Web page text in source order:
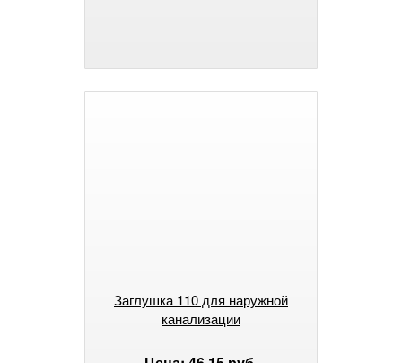
Заглушка 110 для наружной
канализации